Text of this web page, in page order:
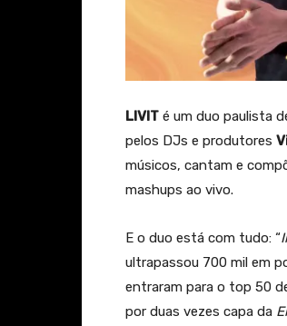
LIVIT é um duo paulista
pelos DJs e produtores
músicos, cantam e
mashups ao vivo.
E o duo está com tudo: “
ultrapassou 700 mil em
entraram para o top 50
por duas vezes capa da